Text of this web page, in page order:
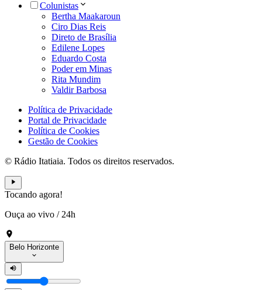
Colunistas
Bertha Maakaroun
Ciro Dias Reis
Direto de Brasília
Edilene Lopes
Eduardo Costa
Poder em Minas
Rita Mundim
Valdir Barbosa
Política de Privacidade
Portal de Privacidade
Política de Cookies
Gestão de Cookies
© Rádio Itatiaia. Todos os direitos reservados.
Tocando agora!
Ouça ao vivo / 24h
Belo Horizonte